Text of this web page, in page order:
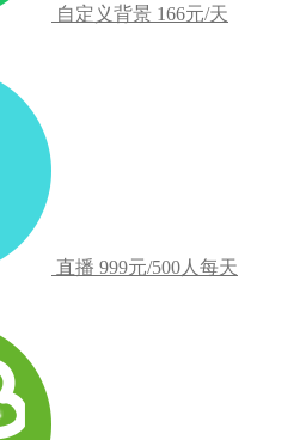
自定义背景 166元/天
直播 999元/500人每天